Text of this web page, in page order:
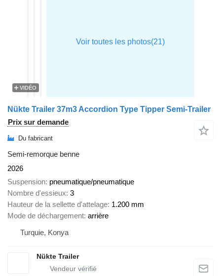
VIDÉO
Nükte Trailer 37m3 Accordion Type Tipper Semi-Trailer
Prix sur demande
Du fabricant
Semi-remorque benne
2026
Suspension pneumatique/pneumatique
Nombre d'essieux 3
Hauteur de la sellette d'attelage 1.200 mm
Mode de déchargement arrière
Turquie, Konya
Nükte Trailer